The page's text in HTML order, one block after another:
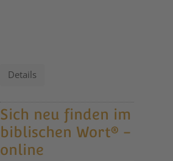
Details
Sich neu finden im
biblischen Wort® -
online